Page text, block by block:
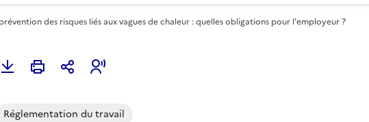
des risques liés aux vagues de chaleur : quelles obligations pour l'employeur ?
Réglementation du travail